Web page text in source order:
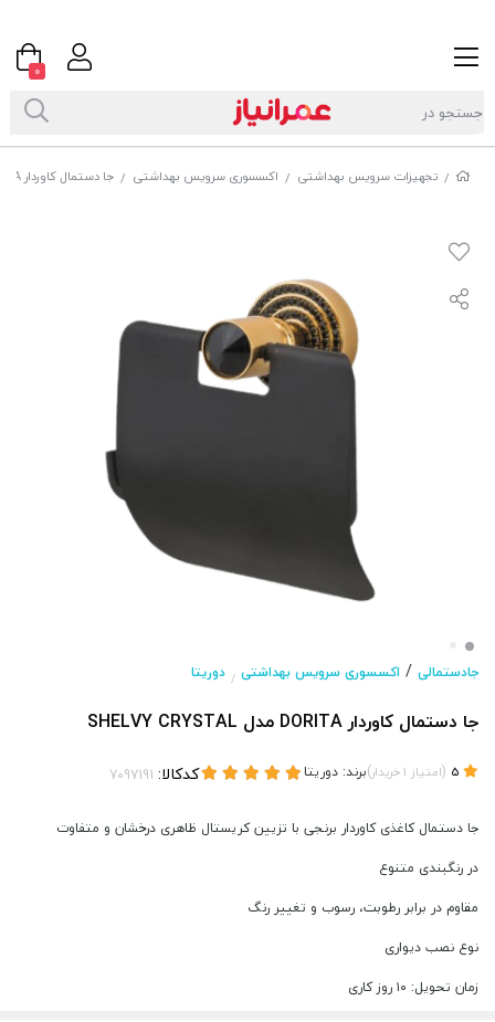
/ تجهیزات سرویس بهداشتی / اکسسوری سرویس بهداشتی / جا دستمال کاوردار DORITA مدل SHELVY CRYSTAL
جادستمالی / اکسسوری سرویس بهداشتی / دوریتا
جا دستمال کاوردار DORITA مدل SHELVY CRYSTAL
(امتیاز 1خریدار)برند: دوریتا کدکالا:
جا دستمال کاغذی کاوردار برنجی با تزیین کریستال ظاهری درخشان و متفاوت
در رنگبندی متنوع
مقاوم در برابر رطوبت، رسوب و تغییر رنگ
نوع نصب دیواری
زمان تحویل: ۱۰ روز کاری
0